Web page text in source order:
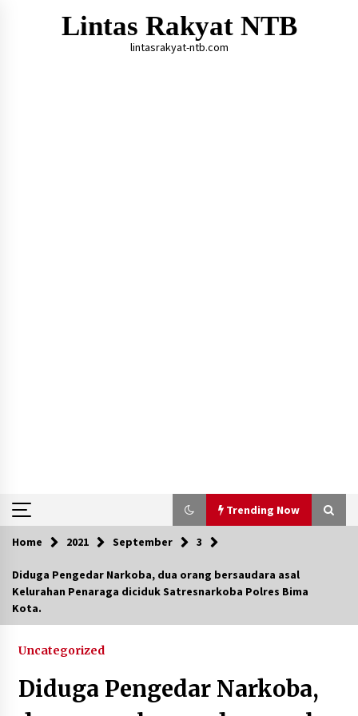
Lintas Rakyat NTB
lintasrakyat-ntb.com
Trending Now
Trending Now
Aksi Penggerebekan Pengedar Sabu di Dompu,
Ketegangan Memuncak di Kampung Bebas Dari
Narkoba
2 tahun ago
Dompu untuk Dirujuk ke RSJ
3 hari ago
Home 2021 September 3
Diduga Pengedar Narkoba, dua orang bersaudara asal
Kelurahan Penaraga diciduk Satresnarkoba Polres Bima
Kota.
Uncategorized
Diduga Pengedar Narkoba,